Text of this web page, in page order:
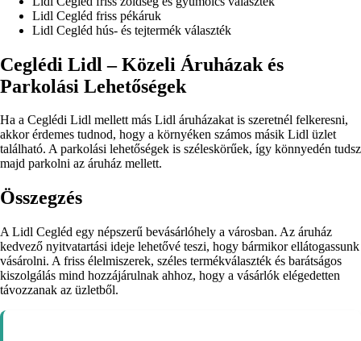
Lidl Cegléd friss pékáruk
Lidl Cegléd hús- és tejtermék választék
Ceglédi Lidl – Közeli Áruházak és
Parkolási Lehetőségek
Ha a Ceglédi Lidl mellett más Lidl áruházakat is szeretnél felkeresni,
akkor érdemes tudnod, hogy a környéken számos másik Lidl üzlet
található. A parkolási lehetőségek is széleskörűek, így könnyedén tudsz
majd parkolni az áruház mellett.
Összegzés
A Lidl Cegléd egy népszerű bevásárlóhely a városban. Az áruház
kedvező nyitvatartási ideje lehetővé teszi, hogy bármikor ellátogassunk
vásárolni. A friss élelmiszerek, széles termékválaszték és barátságos
kiszolgálás mind hozzájárulnak ahhoz, hogy a vásárlók elégedetten
távozzanak az üzletből.